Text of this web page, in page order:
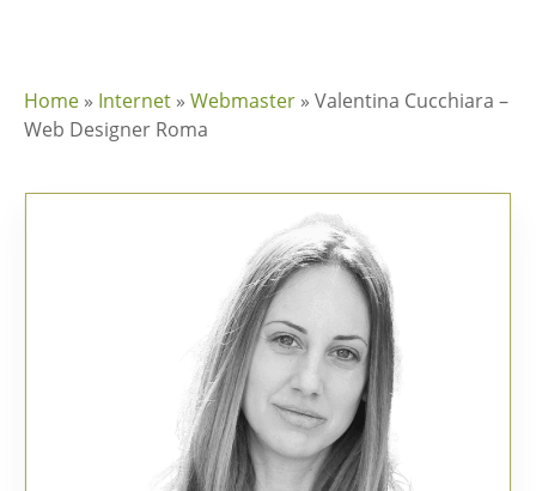
Home » Internet » Webmaster » Valentina Cucchiara –
Web Designer Roma